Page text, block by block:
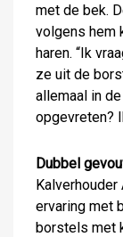
met de bek.
volgens hem
haren. “Ik
ze uit de
allemaal in
opgevreten?
Dubbel
Kalverhouder
ervaring met
borstels met